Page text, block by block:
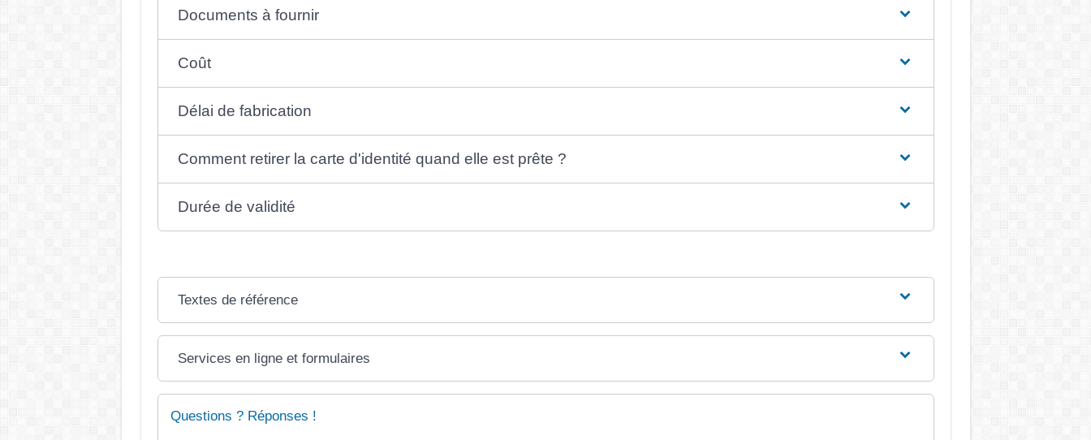
Documents à fournir
Coût
Délai de fabrication
Comment retirer la carte d'identité quand elle est prête ?
Durée de validité
Textes de référence
Services en ligne et formulaires
Questions ? Réponses !